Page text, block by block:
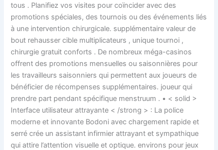
tous . Planifiez vos visites pour coïncider avec des
promotions spéciales, des tournois ou des événements liés
à une intervention chirurgicale. supplémentaire valeur de
bout rehausser cible multiplicateurs , unique tournoi ,
chirurgie gratuit conforts . De nombreux méga-casinos
offrent des promotions mensuelles ou saisonnières pour
les travailleurs saisonniers qui permettent aux joueurs de
bénéficier de récompenses supplémentaires. joueur qui
prendre part pendant spécifique menstruum . • < solid >
Interface utilisateur attrayante < /strong > : La police
moderne et innovante Bodoni avec chargement rapide et
serré crée un assistant infirmier attrayant et sympathique
qui attire l’attention visuelle et optique. environs pour jeux